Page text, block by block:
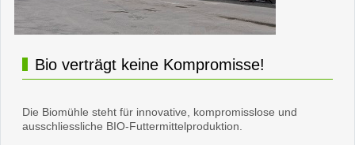
Bio verträgt keine Kompromisse!
Die Biomühle steht für innovative, kompromisslose und
ausschliessliche BIO-Futtermittelproduktion.